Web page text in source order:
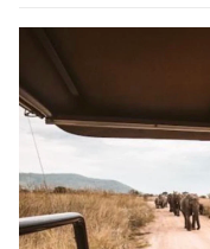
sul […]